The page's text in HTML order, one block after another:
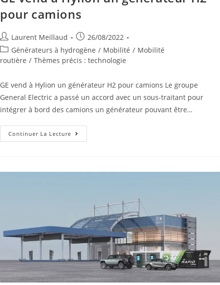
pour camions
Laurent Meillaud
26/08/2022
Générateurs à hydrogène / Mobilité / Mobilité
routière / Thèmes précis : technologie
GE vend à Hylion un générateur H2 pour camions Le groupe
General Electric a passé un accord avec un sous-traitant pour
intégrer à bord des camions un générateur pouvant être…
Continuer La Lecture